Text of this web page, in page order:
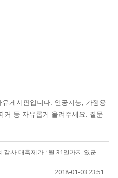
게시판입니다. 인공지능, 가정용
커 등 자유롭게 올려주세요. 질문
감사 대축제가 1월 31일까지 였군
2018-01-03 23:51